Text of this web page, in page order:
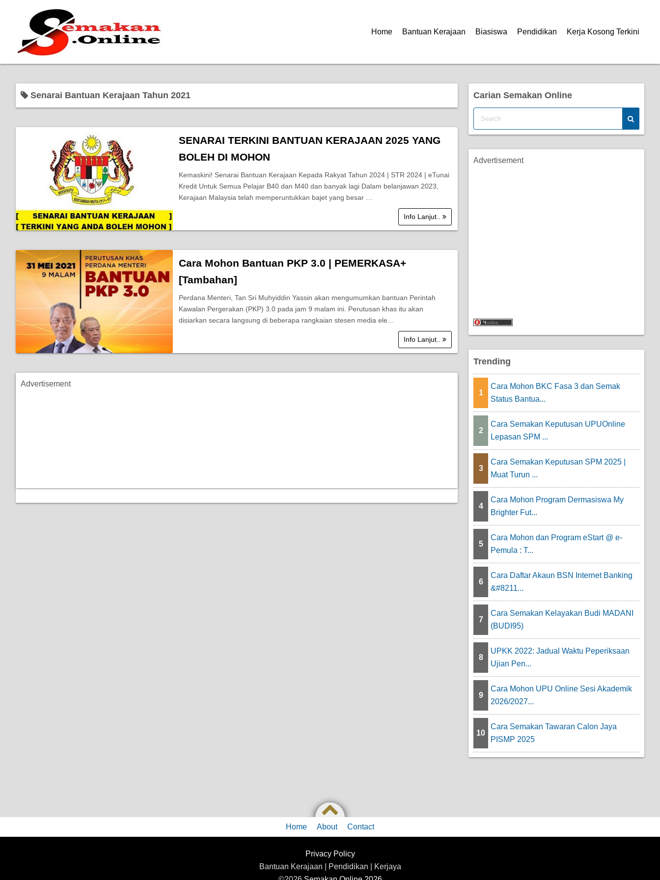
Home Bantuan Kerajaan Biasiswa Pendidikan Kerja Kosong Terkini
Senarai Bantuan Kerajaan Tahun 2021
SENARAI TERKINI BANTUAN KERAJAAN 2025 YANG
BOLEH DI MOHON
Kemaskini! Senarai Bantuan Kerajaan Kepada Rakyat Tahun 2024 | STR 2024 | eTunai
Kredit Untuk Semua Pelajar B40 dan M40 dan banyak lagi Dalam belanjawan 2023,
Kerajaan Malaysia telah memperuntukkan bajet yang besar …
Info Lanjut..
Cara Mohon Bantuan PKP 3.0 | PEMERKASA+
[Tambahan]
Perdana Menteri, Tan Sri Muhyiddin Yassin akan mengumumkan bantuan Perintah
Kawalan Pergerakan (PKP) 3.0 pada jam 9 malam ini. Perutusan khas itu akan
disiarkan secara langsung di beberapa rangkaian stesen media ele…
Info Lanjut..
Advertisement
Carian Semakan Online
Advertisement
Trending
1
Cara Mohon BKC Fasa 3 dan Semak
Status Bantua...
2
Cara Semakan Keputusan UPUOnline
Lepasan SPM ...
3
Cara Semakan Keputusan SPM 2025 |
Muat Turun ...
4
Cara Mohon Program Dermasiswa My
Brighter Fut...
5
Cara Mohon dan Program eStart @ e-
Pemula : T...
6
Cara Daftar Akaun BSN Internet Banking
&#8211...
7
Cara Semakan Kelayakan Budi MADANI
(BUDI95)
8
UPKK 2022: Jadual Waktu Peperiksaan
Ujian Pen...
9
Cara Mohon UPU Online Sesi Akademik
2026/2027...
10
Cara Semakan Tawaran Calon Jaya
PISMP 2025
Home About Contact
Privacy Policy
Bantuan Kerajaan | Pendidikan | Kerjaya